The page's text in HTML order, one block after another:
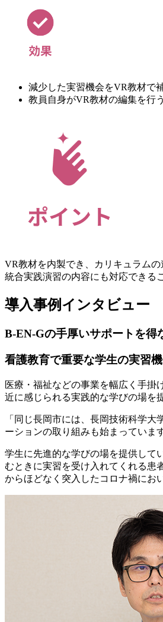
減少した実習機会をVR教材で
教員自身がVR教材の編集を行
VR教材を内製でき、カリキュラム
統合実践演習の内容にも対応できる
導入事例インタビュー
B-EN-Gの手厚いサポートを得
看護教育で重要な学生の実習
医療・福祉などの事業を幅広く手
近に感じられる実践的な学びの場を
「同じ長岡市には、長岡技術科学
ーションの取り組みも始まっていま
学生に先進的な学びの場を提供して
むときに実習を受け入れてくれる患
からほどなく突入したコロナ禍にお